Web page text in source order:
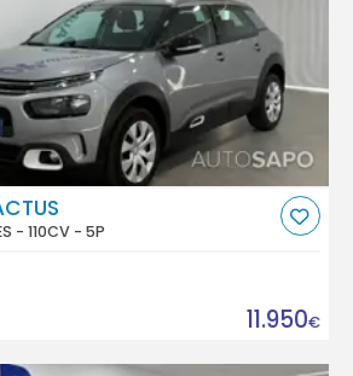
- 110CV - 5P
11.950€